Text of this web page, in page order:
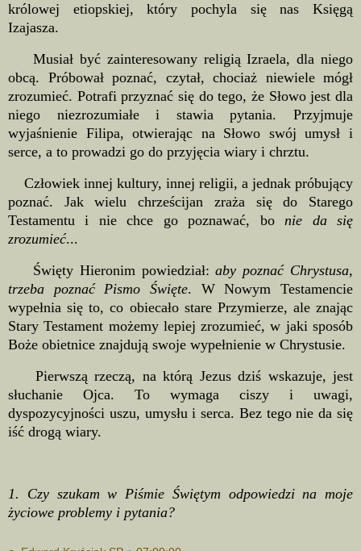
królowej etiopskiej, który pochyla się nas Księgą
Izajasza.
Musiał być zainteresowany religią Izraela, dla niego
obcą. Próbował poznać, czytał, chociaż niewiele mógł
zrozumieć. Potrafi przyznać się do tego, że Słowo jest dla
niego niezrozumiałe i stawia pytania. Przyjmuje
wyjaśnienie Filipa, otwierając na Słowo swój umysł i
serce, a to prowadzi go do przyjęcia wiary i chrztu.
Człowiek innej kultury, innej religii, a jednak próbujący
poznać. Jak wielu chrześcijan zraża się do Starego
Testamentu i nie chce go poznawać, bo nie da się
zrozumieć...
Święty Hieronim powiedział:aby poznać Chrystusa,
trzeba poznać Pismo Święte. W Nowym Testamencie
wypełnia się to, co obiecało stare Przymierze, ale znając
Stary Testament możemy lepiej zrozumieć, w jaki sposób
Boże obietnice znajdują swoje wypełnienie w Chrystusie.
Pierwszą rzeczą, na którą Jezus dziś wskazuje, jest
słuchanie Ojca. To wymaga ciszy i uwagi,
dyspozycyjności uszu, umysłu i serca. Bez tego nie da się
iść drogą wiary.
1. Czy szukam w Piśmie Świętym odpowiedzi na moje
życiowe problemy i pytania?